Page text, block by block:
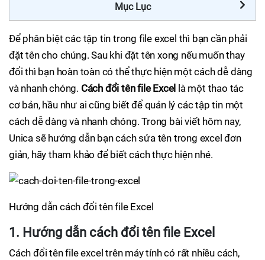
Mục Lục
Để phân biệt các tập tin trong file excel thì bạn cần phải
đặt tên cho chúng. Sau khi đặt tên xong nếu muốn thay
đổi thì bạn hoàn toàn có thể thực hiện một cách dễ dàng
và nhanh chóng. Cách đổi tên file Excel là một thao tác
cơ bản, hầu như ai cũng biết để quản lý các tập tin một
cách dễ dàng và nhanh chóng. Trong bài viết hôm nay,
Unica sẽ hướng dẫn bạn cách sửa tên trong excel đơn
giản, hãy tham khảo để biết cách thực hiện nhé.
Hướng dẫn cách đổi tên file Excel
1. Hướng dẫn cách đổi tên file Excel
Cách đổi tên file excel trên máy tính có rất nhiều cách,